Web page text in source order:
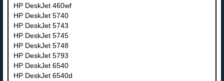
HP DeskJet 460wf
HP DeskJet 5740
HP DeskJet 5743
HP DeskJet 5745
HP DeskJet 5748
HP DeskJet 5793
HP DeskJet 6540
HP DeskJet 6540d